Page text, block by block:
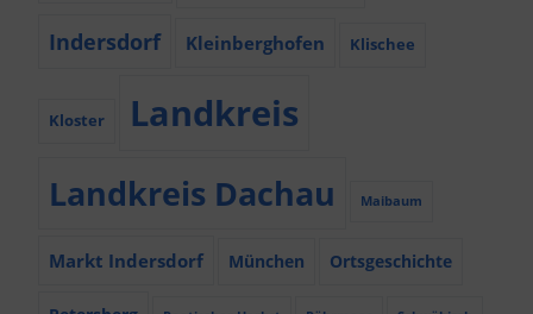
Indersdorf Kleinberghofen Klischee
Kloster Landkreis
Landkreis Dachau Maibaum
Markt Indersdorf München Ortsgeschichte